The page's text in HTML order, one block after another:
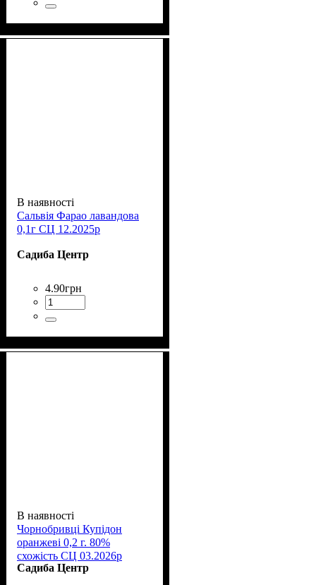
В наявності
Сальвія Фарао лавандова
0,1г СЦ 12.2025р
Садиба Центр
4.90грн
В наявності
Чорнобривці Купідон
оранжеві 0,2 г. 80%
схожість СЦ 03.2026р
Садиба Центр